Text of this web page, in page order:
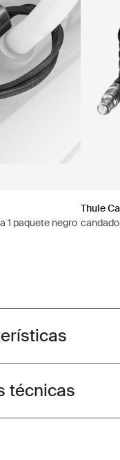
1 paquete negro
Thule
features
techspec
técnicas
instructions